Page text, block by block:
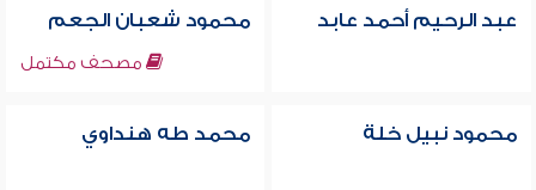
عبد الرحيم أحمد عابد محمود شعبان الجعم
مصحف مكتمل
محمود نبيل خلة محمد طه هنداوي